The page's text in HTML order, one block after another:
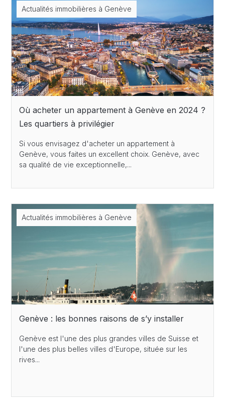
Actualités immobilières à Genève
Où acheter un appartement à Genève en 2024 ?
Les quartiers à privilégier
Si vous envisagez d'acheter un appartement à
Genève, vous faites un excellent choix. Genève, avec
sa qualité de vie exceptionnelle,...
Actualités immobilières à Genève
Genève : les bonnes raisons de s’y installer
Genève est l'une des plus grandes villes de Suisse et
l'une des plus belles villes d'Europe, située sur les
rives...